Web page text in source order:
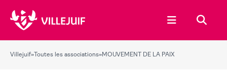
Ouvrir le
Villejuif» Toutes les associations»MOUVEMENT DE LA PAIX